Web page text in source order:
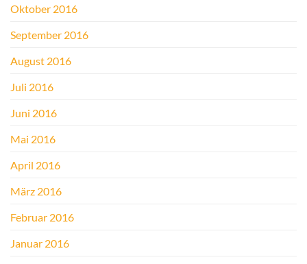
Oktober 2016
September 2016
August 2016
Juli 2016
Juni 2016
Mai 2016
April 2016
März 2016
Februar 2016
Januar 2016